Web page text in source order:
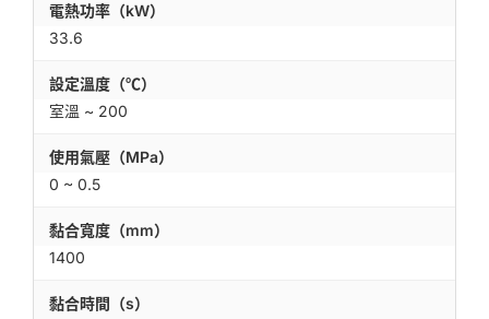
電熱功率（kW）
33.6
設定溫度（℃）
室溫 ~ 200
使用氣壓（MPa）
0 ~ 0.5
黏合寬度（mm）
1400
黏合時間（s）